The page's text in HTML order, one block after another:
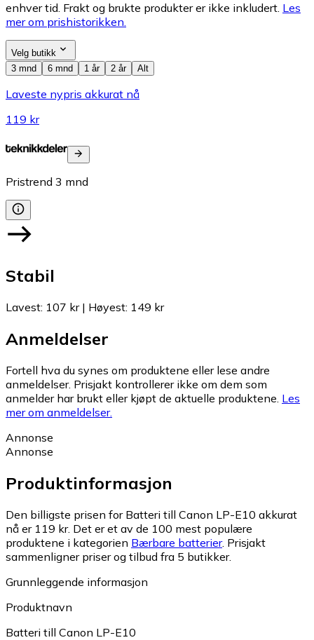
enhver tid. Frakt og brukte produkter er ikke inkludert. Les
mer om prishistorikken.
Velg butikk
3 mnd
6 mnd 1 år 2 år Alt
Laveste nypris akkurat nå
119 kr
Pristrend 3 mnd
Stabil
Lavest: 107 kr| Høyest: 149 kr
Anmeldelser
Fortell hva du synes om produktene eller lese andre
anmeldelser. Prisjakt kontrollerer ikke om dem som
anmelder har brukt eller kjøpt de aktuelle produktene. Les
mer om anmeldelser.
Annonse
Annonse
Produktinformasjon
Den billigste prisen for Batteri till Canon LP-E10 akkurat
nå er 119 kr. Det er et av de 100 mest populære
produktene i kategorien Bærbare batterier. Prisjakt
sammenligner priser og tilbud fra 5 butikker.
Grunnleggende informasjon
Produktnavn
Batteri till Canon LP-E10